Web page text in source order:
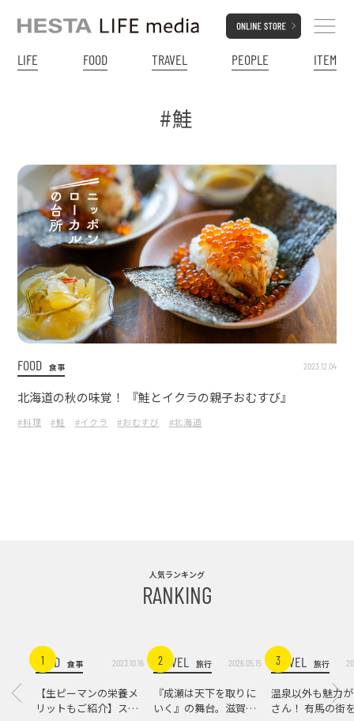
LIFE FOOD TRAVEL PEOPLE ITEM
#鮭
FOOD 食事 2023.12.04
北海道の秋の味覚！ 『鮭とイクラの親子おむすび』
#料理 #鮭 #イクラ #おむすび #北海道
人気ランキング
RANKING
1FOOD 食事 2023.10.16
【生ピーマンの栄養メ
リットもご紹介】スパ
2
TRAVEL 旅行 2026.05.15
『成瀬は天下を取りに
いく』の舞台。滋賀県
3
TRAVEL 旅行
温泉以外も魅力
さん！ 有馬の街